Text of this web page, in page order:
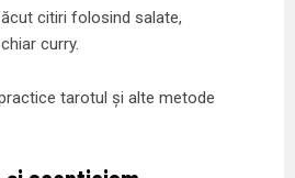
citiri folosind salate,
curry.
tarotul și alte metode